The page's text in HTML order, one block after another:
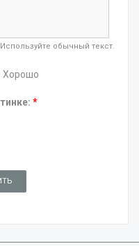
обычный текст.
Хорошо
*